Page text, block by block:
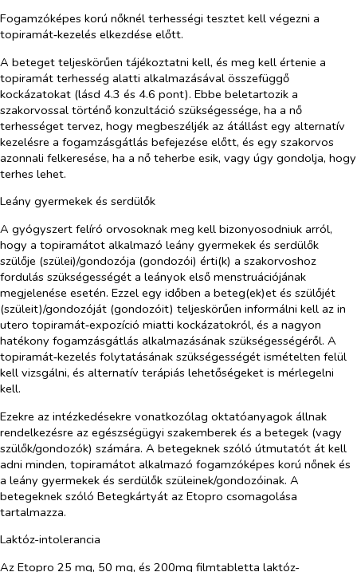
Fogamzóképes korú nőknél terhességi tesztet kell végezni a
topiramát‑kezelés elkezdése előtt.
A beteget teljeskörűen tájékoztatni kell, és meg kell értenie a
topiramát terhesség alatti alkalmazásával összefüggő
kockázatokat (lásd 4.3 és 4.6 pont). Ebbe beletartozik a
szakorvossal történő konzultáció szükségessége, ha a nő
terhességet tervez, hogy megbeszéljék az átállást egy alternatív
kezelésre a fogamzásgátlás befejezése előtt, és egy szakorvos
azonnali felkeresése, ha a nő teherbe esik, vagy úgy gondolja, hogy
terhes lehet.
Leány gyermekek és serdülők
A gyógyszert felíró orvosoknak meg kell bizonyosodniuk arról,
hogy a topiramátot alkalmazó leány gyermekek és serdülők
szülője (szülei)/gondozója (gondozói) érti(k) a szakorvoshoz
fordulás szükségességét a leányok első menstruációjának
megjelenése esetén. Ezzel egy időben a beteg(ek)et és szülőjét
(szüleit)/gondozóját (gondozóit) teljeskörűen informálni kell az in
utero topiramát‑expozíció miatti kockázatokról, és a nagyon
hatékony fogamzásgátlás alkalmazásának szükségességéről. A
topiramát‑kezelés folytatásának szükségességét ismételten felül
kell vizsgálni, és alternatív terápiás lehetőségeket is mérlegelni
kell.
Ezekre az intézkedésekre vonatkozólag oktatóanyagok állnak
rendelkezésre az egészségügyi szakemberek és a betegek (vagy
szülők/gondozók) számára. A betegeknek szóló útmutatót át kell
adni minden, topiramátot alkalmazó fogamzóképes korú nőnek és
a leány gyermekek és serdülők szüleinek/gondozóinak. A
betegeknek szóló Betegkártyát az Etopro csomagolása
tartalmazza.
Laktóz-intolerancia
Az Etopro 25 mg, 50 mg, és 200mg filmtabletta laktóz-